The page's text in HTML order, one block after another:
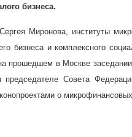
бизнеса.
Миронова, институты
бизнеса и комплексного
прошедшем в Москве
председателе Совета
о